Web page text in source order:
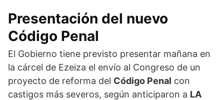
Presentación del nuevo
Código Penal
El Gobierno tiene previsto presentar mañana en
la cárcel de Ezeiza el envío al Congreso de un
proyecto de reforma del Código Penal con
castigos más severos, según anticiparon a LA